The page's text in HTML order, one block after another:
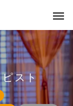
スト